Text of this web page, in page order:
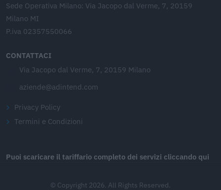
Sede Operativa Milano: Via Jacopo dal Verme, 7, 20159
Milano MI
P.iva 02357550066
CONTATTACI
Via Jacopo dal Verme, 7, 20159 Milano
aziende@adintend.com
Privacy Policy
Termini e Condizioni
Puoi scaricare il tariffario completo dei servizi cliccando qui
© Copyright 2026. All Rights Reserved.